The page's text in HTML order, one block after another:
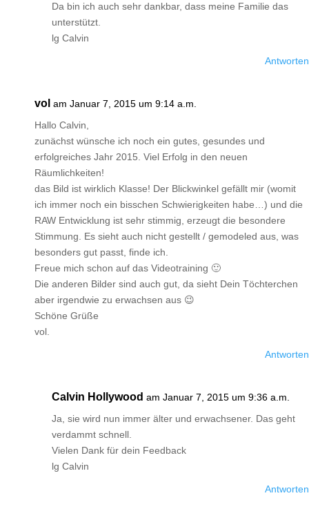
Da bin ich auch sehr dankbar, dass meine Familie das
unterstützt.
lg Calvin
Antworten
vol am Januar 7, 2015 um 9:14 a.m.
Hallo Calvin,
zunächst wünsche ich noch ein gutes, gesundes und
erfolgreiches Jahr 2015. Viel Erfolg in den neuen
Räumlichkeiten!
das Bild ist wirklich Klasse! Der Blickwinkel gefällt mir (womit
ich immer noch ein bisschen Schwierigkeiten habe…) und die
RAW Entwicklung ist sehr stimmig, erzeugt die besondere
Stimmung. Es sieht auch nicht gestellt / gemodeled aus, was
besonders gut passt, finde ich.
Freue mich schon auf das Videotraining 🙂
Die anderen Bilder sind auch gut, da sieht Dein Töchterchen
aber irgendwie zu erwachsen aus 😉
Schöne Grüße
vol.
Antworten
Calvin Hollywood am Januar 7, 2015 um 9:36 a.m.
Ja, sie wird nun immer älter und erwachsener. Das geht
verdammt schnell.
Vielen Dank für dein Feedback
lg Calvin
Antworten